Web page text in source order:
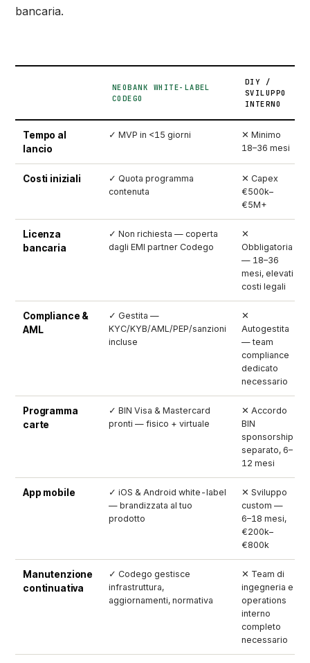
bancaria.
NEOBANK WHITE-LABEL
CODEGO
DIY /
SVILUPPO
INTERNO
Tempo al
lancio
✓ MVP in <15 giorni
✕ Minimo
18–36 mesi
Costi iniziali
✓ Quota programma
contenuta
✕ Capex
€500k–
€5M+
Licenza
bancaria
✓ Non richiesta — coperta
dagli EMI partner Codego
✕
Obbligatoria
— 18–36
mesi, elevati
costi legali
Compliance &
AML
✓ Gestita —
KYC/KYB/AML/PEP/sanzioni
incluse
✕
Autogestita
— team
compliance
dedicato
necessario
Programma
carte
✓ BIN Visa & Mastercard
pronti — fisico + virtuale
✕ Accordo
BIN
sponsorship
separato, 6–
12 mesi
App mobile
✓ iOS & Android white-label
— brandizzata al tuo
prodotto
✕ Sviluppo
custom —
6–18 mesi,
€200k–
€800k
Manutenzione
continuativa
✓ Codego gestisce
infrastruttura,
aggiornamenti, normativa
✕ Team di
ingegneria e
operations
interno
completo
necessario